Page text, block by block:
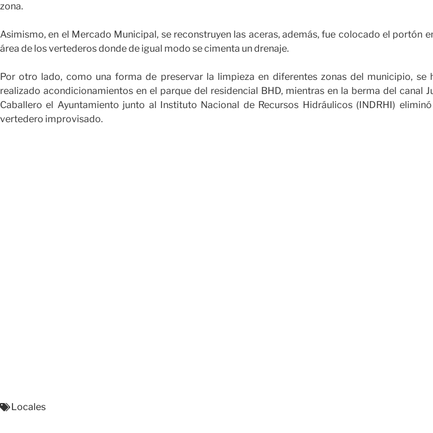
zona.
Asimismo, en el Mercado Municipal, se reconstruyen las aceras, además, fue colocado el portón
área de los vertederos donde de igual modo se cimenta un drenaje.
Por otro lado, como una forma de preservar la limpieza en diferentes zonas del municipio, se
realizado acondicionamientos en el parque del residencial BHD, mientras en la berma del canal
Caballero el Ayuntamiento junto al Instituto Nacional de Recursos Hidráulicos (INDRHI)
vertedero improvisado.
Locales